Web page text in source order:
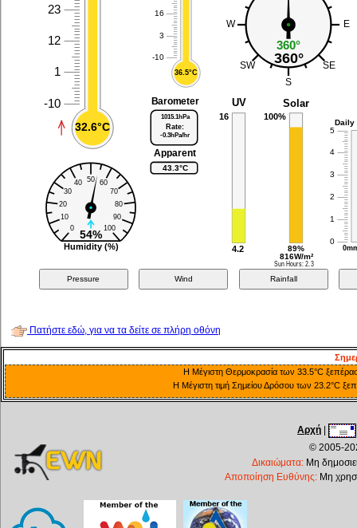
Πατήστε εδώ, για να τα δείτε σε πλήρη οθόνη
Η Μέγιστη Θερμοκρασία των 33.5°C
Η Μέγιστη τιμή Σημείου Δρόσου των 23.2°C
Αρχή
© 2005-
Δικαιώματα: Μη
Αποποίηση Ευθύνης: Μη